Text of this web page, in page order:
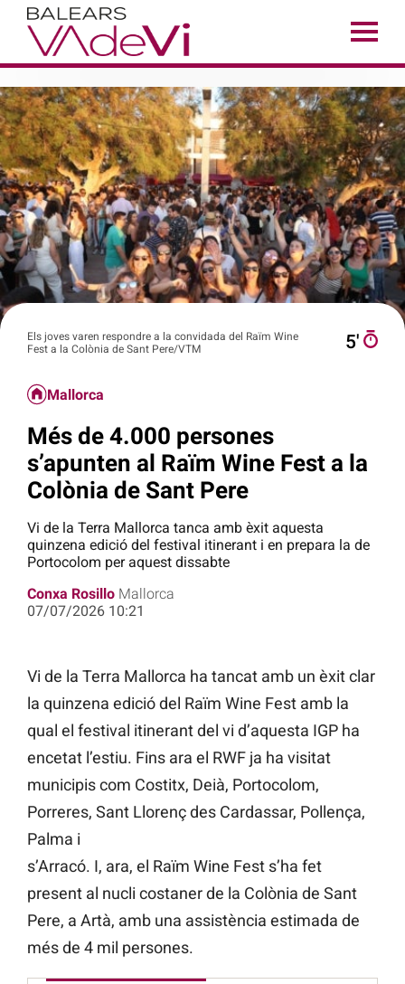
Els joves varen respondre a la convidada del Raïm Wine
Fest a la Colònia de Sant Pere/VTM
5′
Mallorca
Més de 4.000 persones
s’apunten al Raïm Wine Fest a la
Colònia de Sant Pere
Vi de la Terra Mallorca tanca amb èxit aquesta
quinzena edició del festival itinerant i en prepara la de
Portocolom per aquest dissabte
Conxa Rosillo Mallorca
07/07/2026 10:21
Vi de la Terra Mallorca ha tancat amb un èxit clar
la quinzena edició del Raïm Wine Fest amb la
qual el festival itinerant del vi d’aquesta IGP ha
encetat l’estiu. Fins ara el RWF ja ha visitat
municipis com Costitx, Deià, Portocolom,
Porreres, Sant Llorenç des Cardassar, Pollença,
Palma i
s’Arracó. I, ara, el Raïm Wine Fest s’ha fet
present al nucli costaner de la Colònia de Sant
Pere, a Artà, amb una assistència estimada de
més de 4 mil persones.